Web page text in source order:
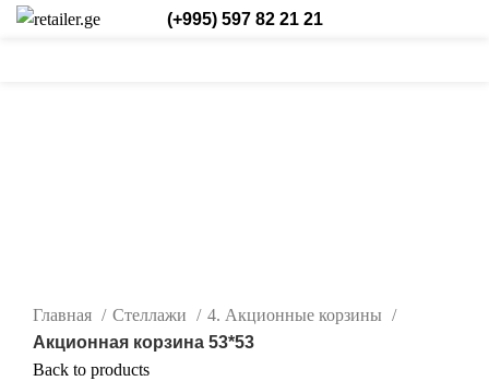
(+995) 597 82 21 21
Главная
Стеллажи
4. Акционные корзины
Акционная корзина 53*53
Back to products